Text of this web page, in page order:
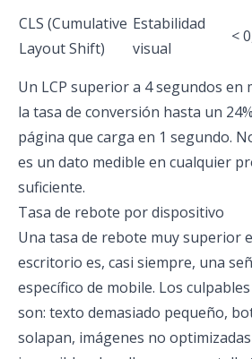
CLS (Cumulative
Layout Shift)
Estabilidad
visual
<
Un LCP superior a 4 segundos en
la tasa de conversión hasta un
página que carga en 1 segundo.
es un dato medible en cualquier
suficiente.
Tasa de rebote por dispositivo
Una tasa de rebote muy superior
escritorio es, casi siempre, una
específico de mobile. Los
son: texto demasiado pequeño,
solapan, imágenes no